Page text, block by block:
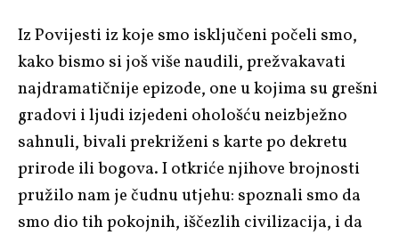
Iz Povijesti iz koje smo isključeni počeli smo,
kako bismo si još više naudili, prežvakavati
najdramatičnije epizode, one u kojima su grešni
gradovi i ljudi izjedeni ohološću neizbježno
sahnuli, bivali prekriženi s karte po dekretu
prirode ili bogova. I otkriće njihove brojnosti
pružilo nam je čudnu utjehu: spoznali smo da
smo dio tih pokojnih, iščezlih civilizacija, i da